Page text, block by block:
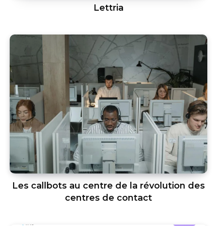
Lettria
Les callbots au centre de la révolution des
centres de contact